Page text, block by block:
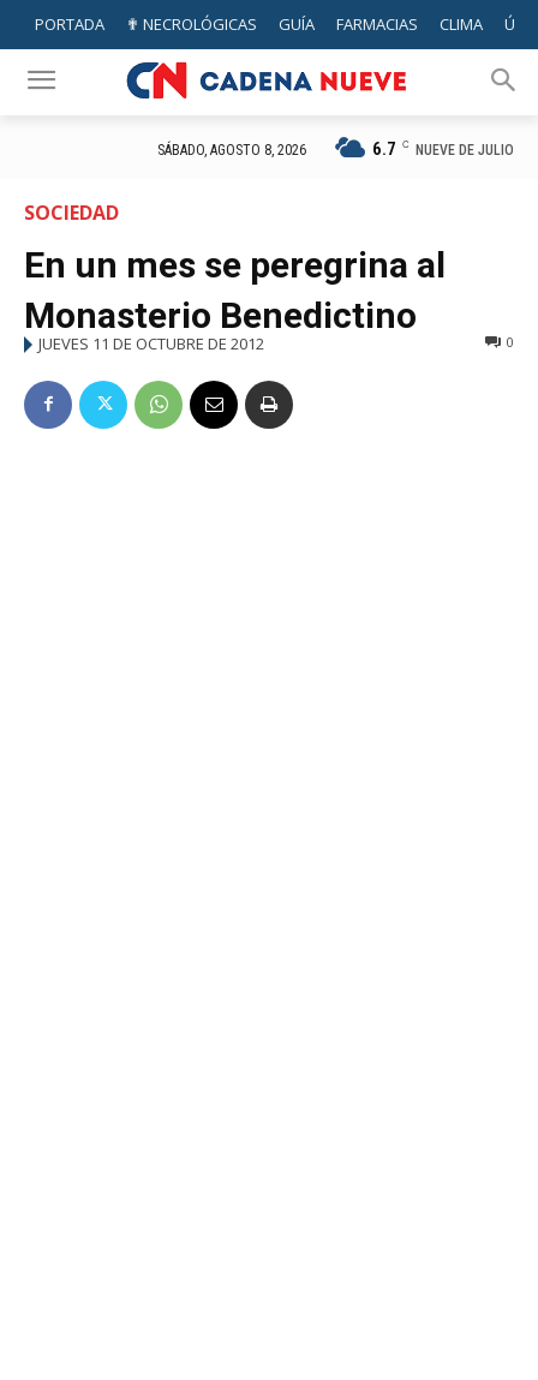
PORTADA ✟ NECROLÓGICAS GUÍA FARMACIAS CLIMA
SÁBADO, AGOSTO 8, 2026 6.7 C NUEVE DE JULIO
SOCIEDAD
En un mes se peregrina al
Monasterio Benedictino
JUEVES 11 DE OCTUBRE DE 2012 0